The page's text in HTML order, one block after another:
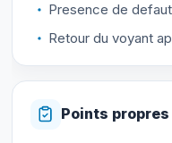
Presence de
Retour du voyant
Points